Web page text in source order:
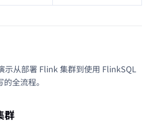
示从部署 Flink 集群到使用 FlinkSQL
全流程。
群